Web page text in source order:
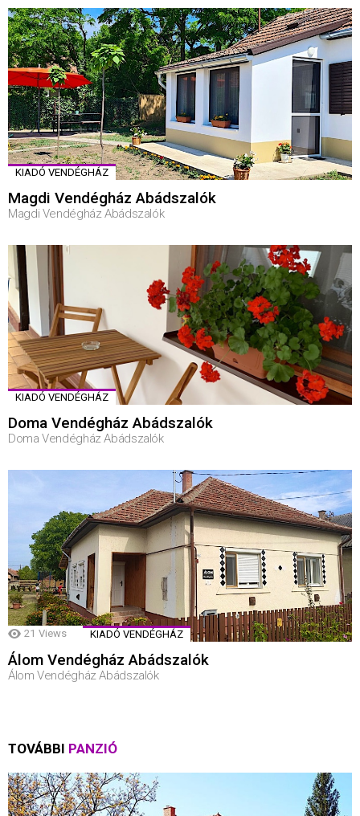
KIADÓ VENDÉGHÁZ
Magdi Vendégház Abádszalók
Magdi Vendégház Abádszalók
KIADÓ VENDÉGHÁZ
Doma Vendégház Abádszalók
Doma Vendégház Abádszalók
21 Views KIADÓ VENDÉGHÁZ
Álom Vendégház Abádszalók
Álom Vendégház Abádszalók
TOVÁBBI PANZIÓ